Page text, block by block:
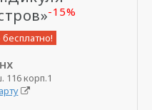
-15%
116 корп.1